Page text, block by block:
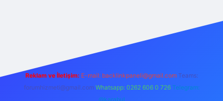
Reklam ve İletişim: E-mail: backlinkpaneli@gmail.com Teams:
forumhizmeti@gmail.com Whatsapp: 0262 606 0 726 Telegram:
@karabul